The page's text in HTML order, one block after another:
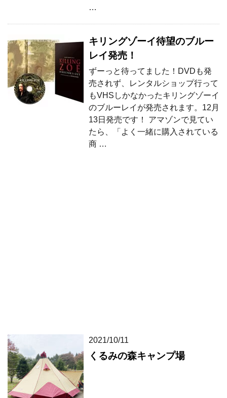
…
キリングゾーイ待望のブルー
レイ発売！
ずーっと待ってました！DVDも発
売されず、レンタルショップ行って
もVHSしかなかったキリングゾーイ
のブルーレイが発売されます。12月
13日発売です！ アマゾンで見てい
たら、「よく一緒に購入されている
商 …
2021/10/11
くるみの森キャンプ場